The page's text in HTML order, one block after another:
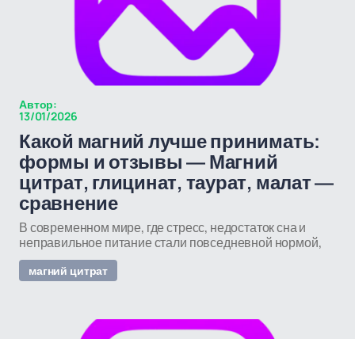
Автор:
13/01/2026
Какой магний лучше принимать:
формы и отзывы — Магний
цитрат, глицинат, таурат, малат —
сравнение
В современном мире, где стресс, недостаток сна и
неправильное питание стали повседневной нормой,
магний цитрат